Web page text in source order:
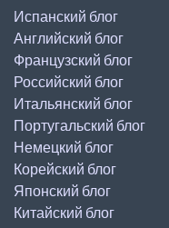
Испанский блог
Английский блог
Французский блог
Российский блог
Итальянский блог
Португальский блог
Немецкий блог
Корейский блог
Японский блог
Китайский блог